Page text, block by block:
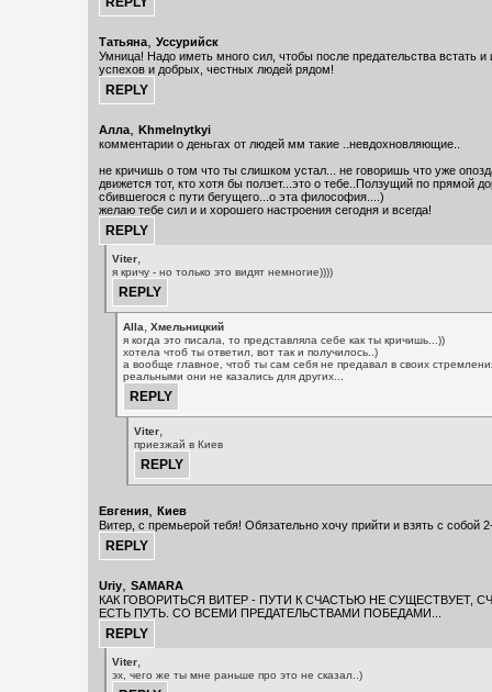
Татьяна, Уссурийск
Умница! Надо иметь много сил, чтобы после предательства встать
успехов и добрых, честных людей рядом!
Алла, Khmelnytkyi
комментарии о деньгах от людей мм такие ..невдохновляющие..
не кричишь о том что ты слишком устал... не говоришь что уже
движется тот, кто хотя бы ползет...это о тебе..Ползущий по прямой
сбившегося с пути бегущего...о эта философия....)
желаю тебе сил и и хорошего настроения сегодня и всегда!
Viter,
я кричу - но только это видят немногие))))
Alla, Хмельницкий
я когда это писала, то представляла себе как ты кричишь...))
хотела чтоб ты ответил, вот так и получилось..)
а вообще главное, чтоб ты сам себя не предавал в своих
реальными они не казались для других...
Viter,
приезжай в Киев
Евгения, Киев
Витер, с премьерой тебя! Обязательно хочу прийти и взять с собой
Uriy, SAMARA
КАК ГОВОРИТЬСЯ ВИТЕР - ПУТИ К СЧАСТЬЮ НЕ СУЩЕСТВУЕТ,
ЕСТЬ ПУТЬ. СО ВСЕМИ ПРЕДАТЕЛЬСТВАМИ ПОБЕДАМИ...
Viter,
эх, чего же ты мне раньше про это не сказал..)